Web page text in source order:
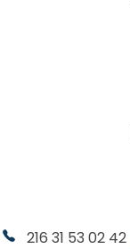
216 31 53 02 42